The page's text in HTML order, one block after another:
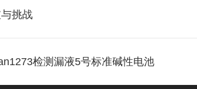
挑战
检测漏液5号标准碱性电池